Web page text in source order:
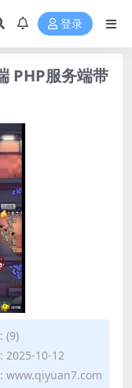
登录
PHP服务端带
(9)
2025-10-12
www.qiyuan7.com